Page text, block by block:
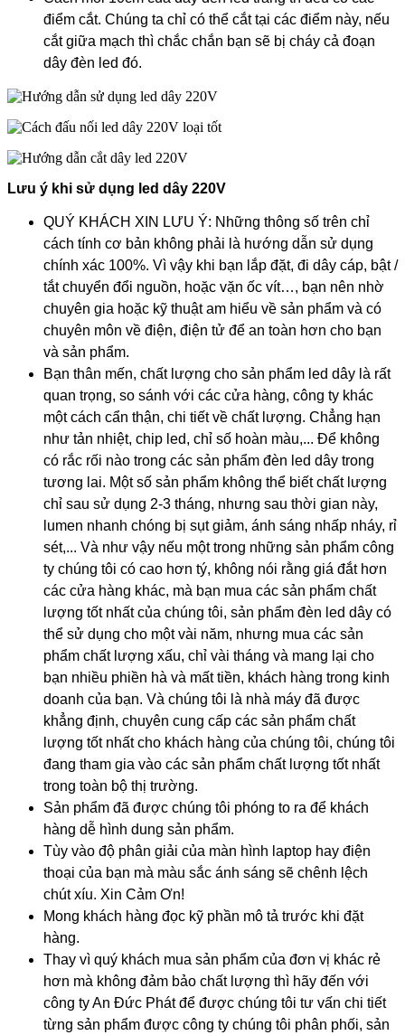
điểm cắt. Chúng ta chỉ có thể cắt tại các điểm này, nếu
cắt giữa mạch thì chắc chắn bạn sẽ bị cháy cả đoạn
dây đèn led đó.
Lưu ý khi sử dụng led dây 220V
QUÝ KHÁCH XIN LƯU Ý: Những thông số trên chỉ
cách tính cơ bản không phải là hướng dẫn sử dụng
chính xác 100%. Vì vậy khi bạn lắp đặt, đi dây cáp, bật /
tắt chuyển đổi nguồn, hoặc vặn ốc vít…, bạn nên nhờ
chuyên gia hoặc kỹ thuật am hiểu về sản phẩm và có
chuyên môn về điện, điện tử để an toàn hơn cho bạn
và sản phẩm.
Bạn thân mến, chất lượng cho sản phẩm led dây là rất
quan trọng, so sánh với các cửa hàng, công ty khác
một cách cẩn thận, chi tiết về chất lượng. Chẳng hạn
như tản nhiệt, chip led, chỉ số hoàn màu,... Để không
có rắc rối nào trong các sản phẩm đèn led dây trong
tương lai. Một số sản phẩm không thể biết chất lượng
chỉ sau sử dụng 2-3 tháng, nhưng sau thời gian này,
lumen nhanh chóng bị sụt giảm, ánh sáng nhấp nháy, rỉ
sét,... Và như vậy nếu một trong những sản phẩm công
ty chúng tôi có cao hơn tý, không nói rằng giá đắt hơn
các cửa hàng khác, mà bạn mua các sản phẩm chất
lượng tốt nhất của chúng tôi, sản phẩm đèn led dây có
thể sử dụng cho một vài năm, nhưng mua các sản
phẩm chất lượng xấu, chỉ vài tháng và mang lại cho
bạn nhiều phiền hà và mất tiền, khách hàng trong kinh
doanh của bạn. Và chúng tôi là nhà máy đã được
khẳng định, chuyên cung cấp các sản phẩm chất
lượng tốt nhất cho khách hàng của chúng tôi, chúng tôi
đang tham gia vào các sản phẩm chất lượng tốt nhất
trong toàn bộ thị trường.
Sản phẩm đã được chúng tôi phóng to ra để khách
hàng dễ hình dung sản phẩm.
Tùy vào độ phân giải của màn hình laptop hay điện
thoại của bạn mà màu sắc ánh sáng sẽ chênh lệch
chút xíu. Xin Cảm Ơn!
Mong khách hàng đọc kỹ phần mô tả trước khi đặt
hàng.
Thay vì quý khách mua sản phẩm của đơn vị khác rẻ
hơn mà không đảm bảo chất lượng thì hãy đến với
công ty An Đức Phát để được chúng tôi tư vấn chi tiết
từng sản phẩm được công ty chúng tôi phân phối, sản